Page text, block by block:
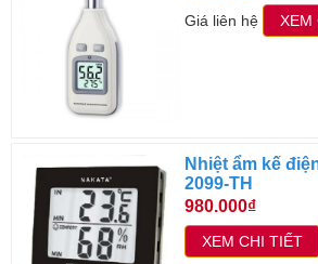
Giá liên hệ XEM
Nhiệt ẩm kế
2099-TH
980.000₫
XEM CHI TIẾT